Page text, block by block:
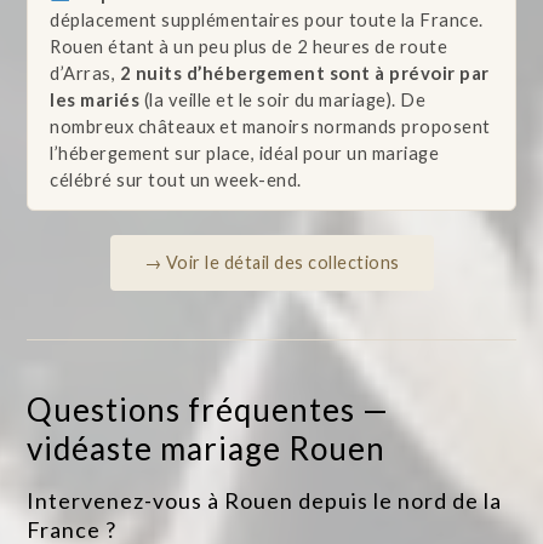
déplacement supplémentaires pour toute la France.
Rouen étant à un peu plus de 2 heures de route
d’Arras, 2 nuits d’hébergement sont à prévoir par
les mariés (la veille et le soir du mariage). De
nombreux châteaux et manoirs normands proposent
l’hébergement sur place, idéal pour un mariage
célébré sur tout un week-end.
→ Voir le détail des collections
Questions fréquentes —
vidéaste mariage Rouen
Intervenez-vous à Rouen depuis le nord de la
France ?